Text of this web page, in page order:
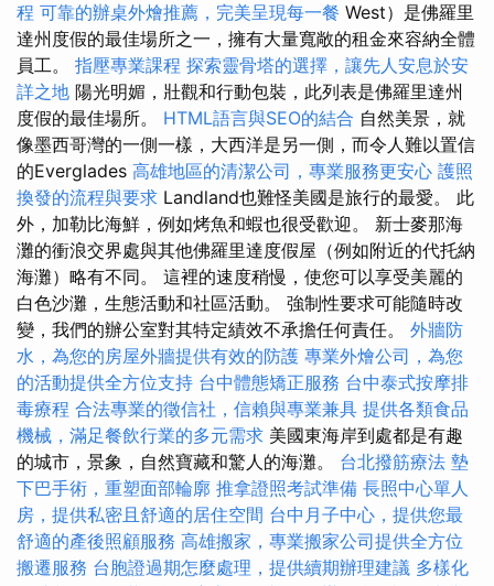
程 可靠的辦桌外燴推薦，完美呈現每一餐 West）是佛羅里
達州度假的最佳場所之一，擁有大量寬敞的租金來容納全體
員工。 指壓專業課程 探索靈骨塔的選擇，讓先人安息於安
詳之地 陽光明媚，壯觀和行動包裝，此列表是佛羅里達州
度假的最佳場所。 HTML語言與SEO的結合 自然美景，就
像墨西哥灣的一側一樣，大西洋是另一側，而令人難以置信
的Everglades 高雄地區的清潔公司，專業服務更安心 護照
換發的流程與要求 Landland也難怪美國是旅行的最愛。 此
外，加勒比海鮮，例如烤魚和蝦也很受歡迎。 新士麥那海
灘的衝浪交界處與其他佛羅里達度假屋（例如附近的代托納
海灘）略有不同。 這裡的速度稍慢，使您可以享受美麗的
白色沙灘，生態活動和社區活動。 強制性要求可能隨時改
變，我們的辦公室對其特定績效不承擔任何責任。 外牆防
水，為您的房屋外牆提供有效的防護 專業外燴公司，為您
的活動提供全方位支持 台中體態矯正服務 台中泰式按摩排
毒療程 合法專業的徵信社，信賴與專業兼具 提供各類食品
機械，滿足餐飲行業的多元需求 美國東海岸到處都是有趣
的城市，景象，自然寶藏和驚人的海灘。 台北撥筋療法 墊
下巴手術，重塑面部輪廓 推拿證照考試準備 長照中心單人
房，提供私密且舒適的居住空間 台中月子中心，提供您最
舒適的產後照顧服務 高雄搬家，專業搬家公司提供全方位
搬遷服務 台胞證過期怎麼處理，提供續期辦理建議 多樣化